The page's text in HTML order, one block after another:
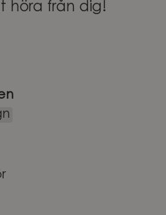
höra från dig!